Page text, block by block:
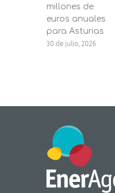
millones de
euros anuales
para Asturias
30 de julio, 2026